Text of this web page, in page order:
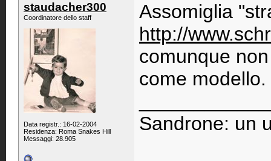
staudacher300
Coordinatore dello staff
Data registr.: 16-02-2004
Residenza: Roma Snakes Hill
Messaggi: 28.905
Assomiglia
http://
comunque
come modello.
Sandrone: un